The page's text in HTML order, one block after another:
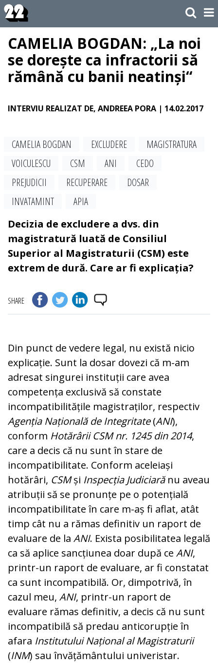
CAMELIA BOGDAN: „La noi
se dorește ca infractorii să
rămână cu banii neatinși“
INTERVIU REALIZAT DE, ANDREEA PORA | 14.02.2017
CAMELIA BOGDAN EXCLUDERE
MAGISTRATURA
VOICULESCU
CSM ANI
CEDO
PREJUDICII
RECUPERARE
DOSAR
INVATAMINT
APIA
Decizia de excludere a dvs. din
magistratură luată de Consiliul
Superior al Magistraturii (CSM) este
extrem de dură. Care ar fi explicația?
SHARE
Din punct de vedere legal, nu există nicio
explicație. Sunt la dosar dovezi că m-am
adresat singurei instituții care avea
competența exclusivă să constate
incompatibilitățile magistraților, respectiv
Agenția Națională de Integritate(ANI),
conform Hotărârii CSM nr. 1245 din 2014,
care a decis că nu sunt în stare de
incompatibilitate. Conform aceleiași
hotărâri, CSMși Inspecția Judiciarănu aveau
atribuții să se pronunțe pe o potențială
incompatibilitate în care m-aș fi aflat, atât
timp cât nu a rămas definitiv un raport de
evaluare de la ANI. Exista posibilitatea legală
ca să aplice sancțiunea doar după ce ANI,
printr-un raport de evaluare, ar fi constatat
ca sunt incompatibilă. Or, dimpotrivă, în
cazul meu, ANI, printr-un raport de
evaluare rămas definitiv, a decis că nu sunt
incompatibilă să predau anticorupție în
afara Institutului Național al Magistraturii
(INM) sau învățământului univeristar.